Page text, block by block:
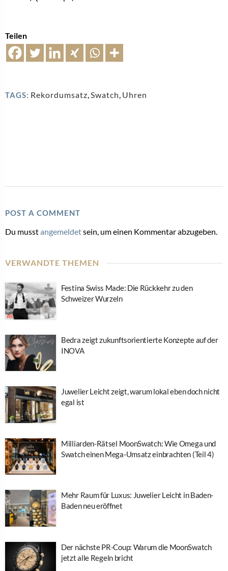
Teilen
TAGS: Rekordumsatz,Swatch, Uhren
POST A COMMENT
Du musstangemeldetsein, um einen Kommentar abzugeben.
VERWANDTE THEMEN
Festina Swiss Made: Die Rückkehr zu den
Schweizer Wurzeln
Bedra zeigt zukunftsorientierte Konzepte auf der
INOVA
Juwelier Leicht zeigt, warum lokal eben doch nicht
egal ist
Milliarden-Rätsel MoonSwatch: Wie Omega und
Swatch einen Mega-Umsatz einbrachten (Teil 4)
Mehr Raum für Luxus: Juwelier Leicht in Baden-
Baden neu eröffnet
Der nächste PR-Coup: Warum die MoonSwatch
jetzt alle Regeln bricht